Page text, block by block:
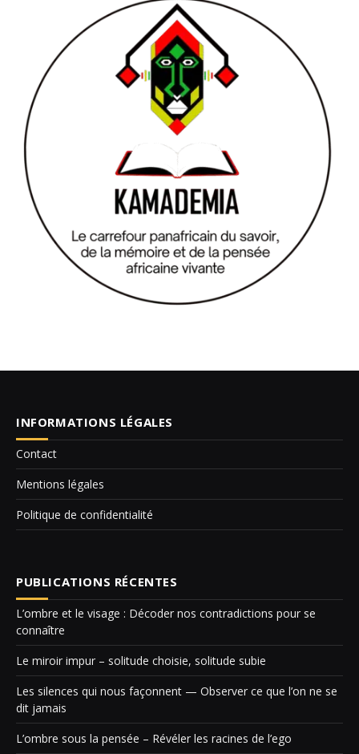
INFORMATIONS LÉGALES
Contact
Mentions légales
Politique de confidentialité
PUBLICATIONS RÉCENTES
L’ombre et le visage : Décoder nos contradictions pour se
connaître
Le miroir impur – solitude choisie, solitude subie
Les silences qui nous façonnent — Observer ce que l’on ne se
dit jamais
L’ombre sous la pensée – Révéler les racines de l’ego